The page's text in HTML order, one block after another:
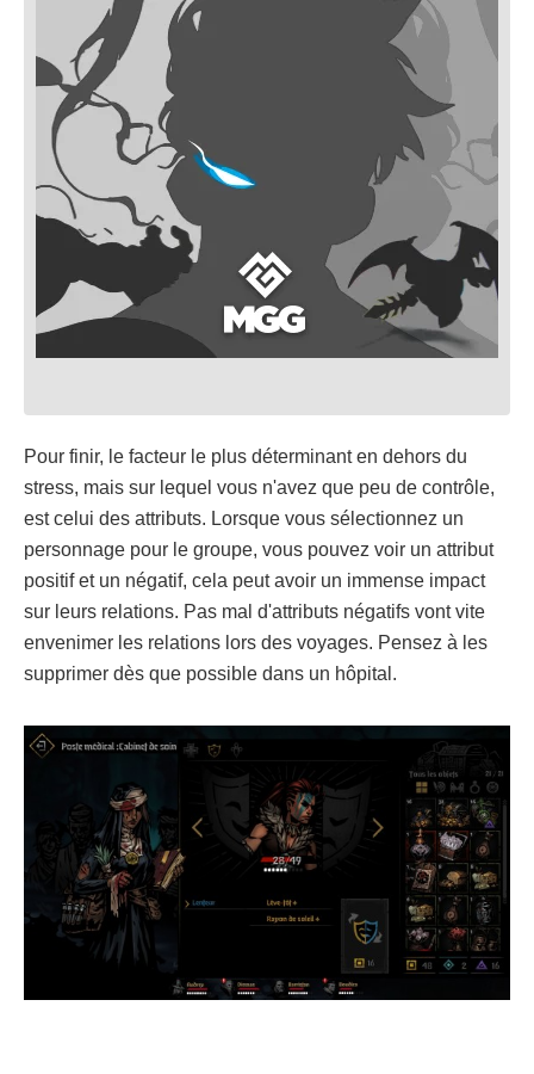
Pour finir, le facteur le plus déterminant en dehors du
stress, mais sur lequel vous n'avez que peu de contrôle,
est celui des attributs. Lorsque vous sélectionnez un
personnage pour le groupe, vous pouvez voir un attribut
positif et un négatif, cela peut avoir un immense impact
sur leurs relations. Pas mal d'attributs négatifs vont vite
envenimer les relations lors des voyages. Pensez à les
supprimer dès que possible dans un hôpital.